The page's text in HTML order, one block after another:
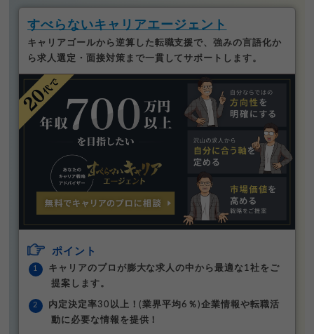
すべらないキャリアエージェント
キャリアゴールから逆算した転職支援で、強みの言語化か
ら求人選定・面接対策まで一貫してサポートします。
ポイント
キャリアのプロが膨大な求人の中から最適な1社をご
提案します。
内定決定率30以上！(業界平均6％)企業情報や転職活
動に必要な情報を提供！